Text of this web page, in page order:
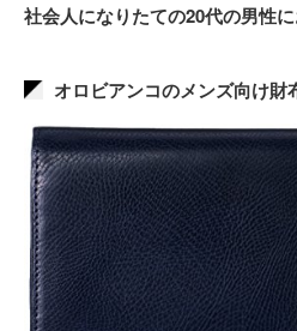
社会人になりたての20代の男性
オロビアンコのメンズ向け財